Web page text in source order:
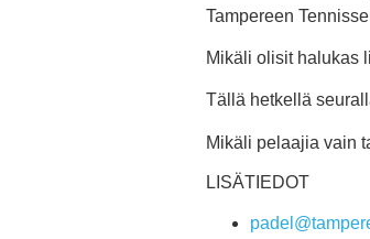
Tampereen
Mikäli olisit halukas
Tällä hetkellä
Mikäli pelaajia vain
LISÄTIEDOT